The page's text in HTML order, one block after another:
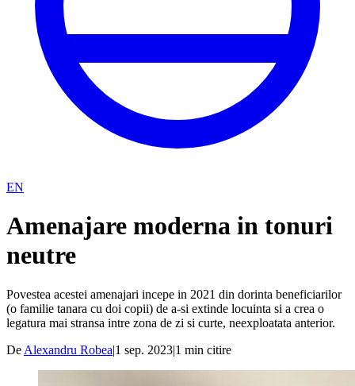
EN
Amenajare moderna in tonuri
neutre
Povestea acestei amenajari incepe in 2021 din dorinta beneficiarilor
(o familie tanara cu doi copii) de a-si extinde locuinta si a crea o
legatura mai stransa intre zona de zi si curte, neexploatata anterior.
De Alexandru Robea|1 sep. 2023|1 min citire